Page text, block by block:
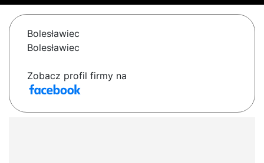
Bolesławiec
Bolesławiec
Zobacz profil firmy na